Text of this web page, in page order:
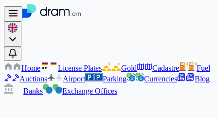
Home AM License Plates Gold Cadastre
Fuel
Auctions
Airport Parking Currencies
Blog
Banks
Exchange Offices